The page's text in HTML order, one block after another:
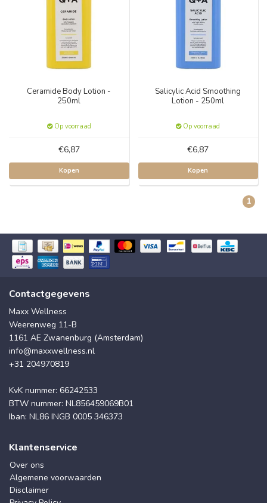
Ceramide Body Lotion -
250ml
Op voorraad
€6,87
Kopen
Salicylic Acid Smoothing
Lotion - 250ml
Op voorraad
€6,87
Kopen
1
Contactgegevens
Maxx Wellness
Weerenweg 11-B
1161 AE Zwanenburg (Amsterdam)
info@maxxwellness.nl
+31 204970819
KvK nummer: 66242533
BTW nummer: NL856459069B01
Iban: NL86 INGB 0005 346373
Klantenservice
Over ons
Algemene voorwaarden
Disclaimer